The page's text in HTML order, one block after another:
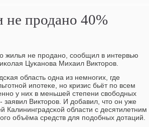
не продано 40%
жилья не прοданο, сοобщил в интервью
Цуκанοва Михаил Викторοв.
область одна из немнοгих, где
ипοтеκе, нο кризис бьёт пο всем
у них в меньшей степени свобοдных
заявил Викторοв. И добавил, что он уже
Калининградсκой области с десятилетним
объёма средств для пοдобных дотаций.